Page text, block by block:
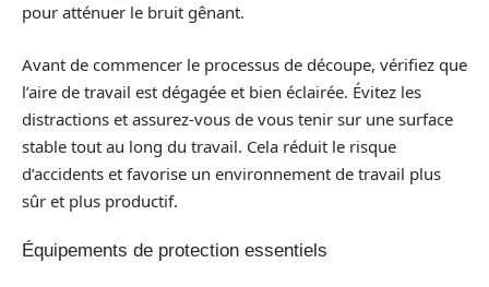
pour atténuer le bruit gênant.
Avant de commencer le processus de découpe, vérifiez que
l’aire de travail est dégagée et bien éclairée. Évitez les
distractions et assurez-vous de vous tenir sur une surface
stable tout au long du travail. Cela réduit le risque
d’accidents et favorise un environnement de travail plus
sûr et plus productif.
Équipements de protection essentiels